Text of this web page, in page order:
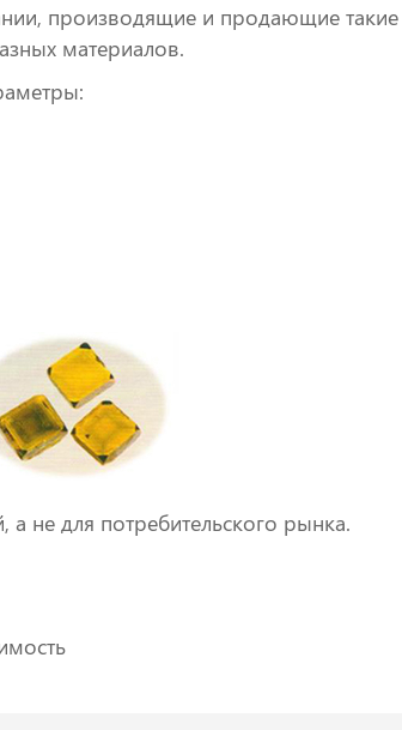
производящие и продающие
материалов.
не для потребительского рынка.